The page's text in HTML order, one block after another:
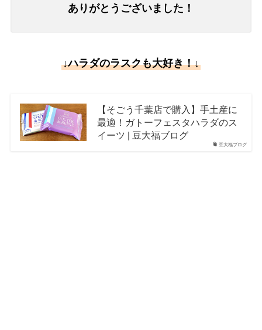
ありがとうございました！
↓ハラダのラスクも大好き！↓
豆大福ブログ
【そごう千葉店で購入】手土産に
最適！ガトーフェスタハラダのス
イーツ | 豆大福ブログ